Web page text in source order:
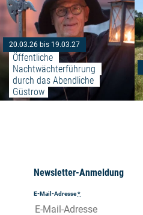
20.03.26 bis 19.03.27
Öffentliche
Nachtwächterführung
durch das Abendliche
Güstrow
Newsletter-Anmeldung
E-Mail-Adresse*